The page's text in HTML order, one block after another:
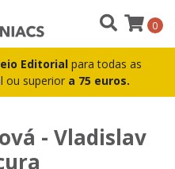
Editorial para todas as
ou superior a 75 euros.
0
- Vladislav